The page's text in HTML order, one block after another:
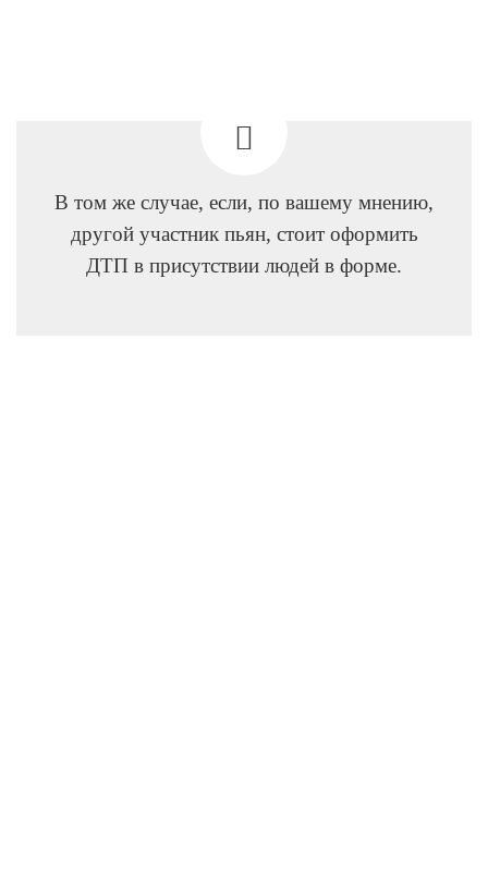
В том же случае, если, по вашему мнению,
другой участник пьян, стоит оформить
ДТП в присутствии людей в форме.